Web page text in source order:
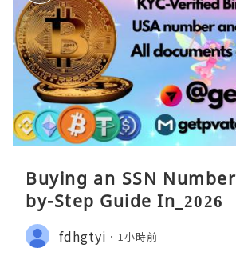
Buying an SSN
by-Step Guide In_2026
fdhgtyi 1小時前